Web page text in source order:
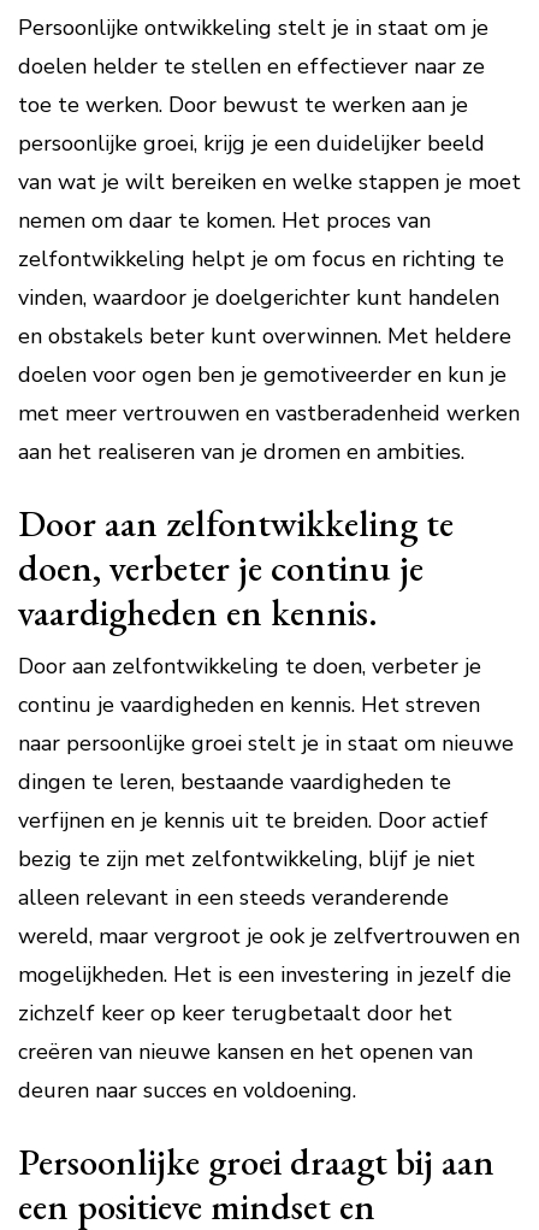
Persoonlijke ontwikkeling stelt je in staat om je
doelen helder te stellen en effectiever naar ze
toe te werken. Door bewust te werken aan je
persoonlijke groei, krijg je een duidelijker beeld
van wat je wilt bereiken en welke stappen je moet
nemen om daar te komen. Het proces van
zelfontwikkeling helpt je om focus en richting te
vinden, waardoor je doelgerichter kunt handelen
en obstakels beter kunt overwinnen. Met heldere
doelen voor ogen ben je gemotiveerder en kun je
met meer vertrouwen en vastberadenheid werken
aan het realiseren van je dromen en ambities.
Door aan zelfontwikkeling te
doen, verbeter je continu je
vaardigheden en kennis.
Door aan zelfontwikkeling te doen, verbeter je
continu je vaardigheden en kennis. Het streven
naar persoonlijke groei stelt je in staat om nieuwe
dingen te leren, bestaande vaardigheden te
verfijnen en je kennis uit te breiden. Door actief
bezig te zijn met zelfontwikkeling, blijf je niet
alleen relevant in een steeds veranderende
wereld, maar vergroot je ook je zelfvertrouwen en
mogelijkheden. Het is een investering in jezelf die
zichzelf keer op keer terugbetaalt door het
creëren van nieuwe kansen en het openen van
deuren naar succes en voldoening.
Persoonlijke groei draagt bij aan
een positieve mindset en